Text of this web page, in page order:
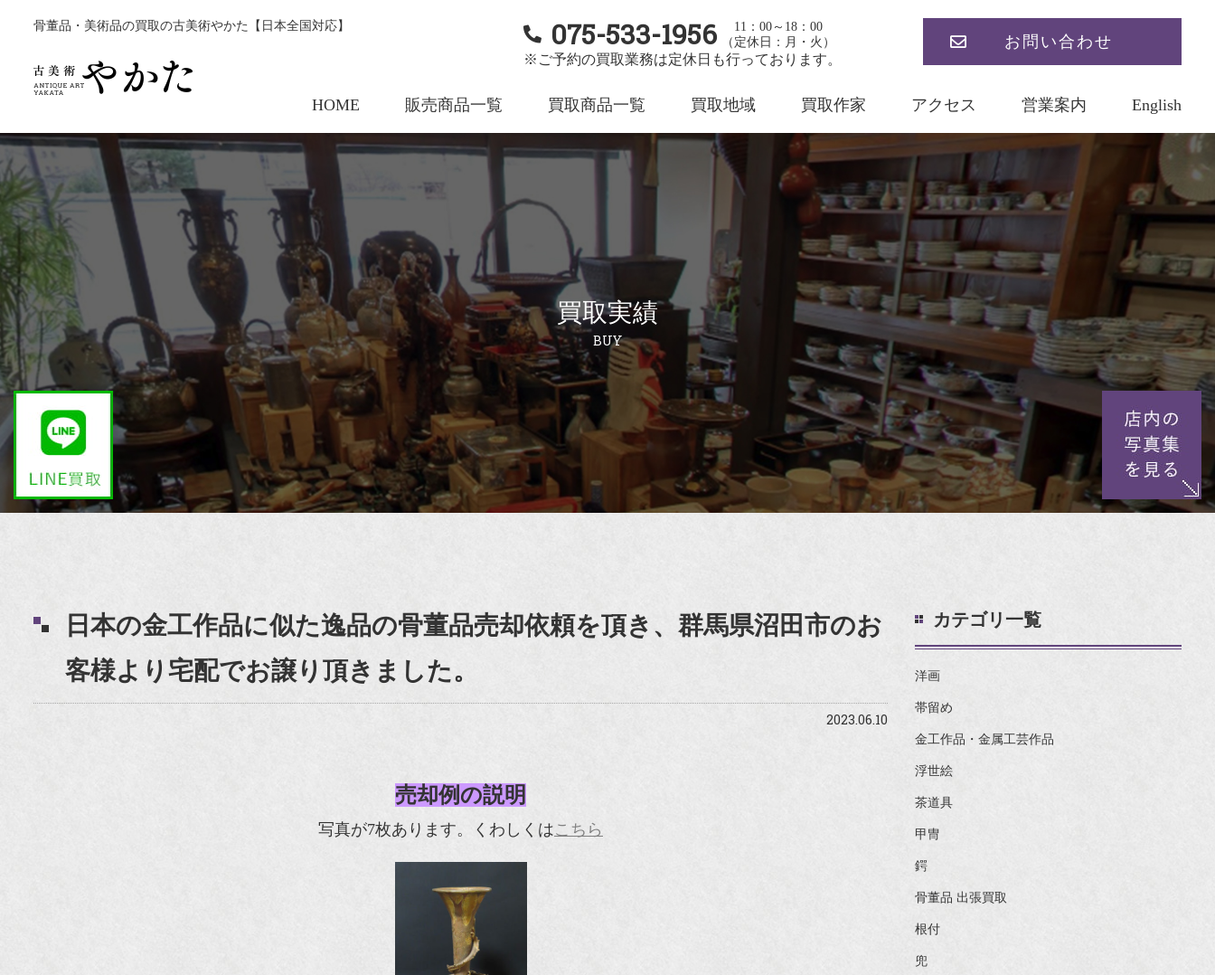
骨董品・美術品の買取の古美術やかた【日本全国対応】 075-533-1956
11：00～18：00
（定休日：月・火）
※ご予約の買取業務は定休日も行っております。
お問い合わせ
HOME 販売商品一覧 買取商品一覧 買取地域 買取作家 アクセス 営業案内 English
買取実績
BUY
日本の金工作品に似た逸品の骨董品売却依頼を頂き、群馬県沼田市のお
客様より宅配でお譲り頂きました。
2023.06.10
売却例の説明
写真が7枚あります。くわしくはこちら
カテゴリ一覧
洋画
帯留め
金工作品・金属工芸作品
浮世絵
茶道具
甲冑
鍔
骨董品 出張買取
根付
兜